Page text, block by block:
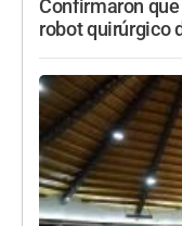
Confirmaron
robot quirúrgico